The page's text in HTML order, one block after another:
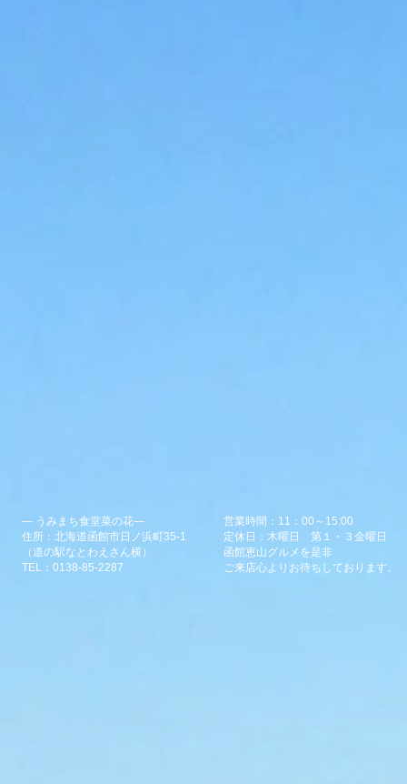
― うみまち食堂菜の花―
住所：北海道函館市日ノ浜町35-1
（道の駅なとわえさん横）
TEL：0138-85-2287
営業時間：11：00～15:00
定休日：木曜日 第１・３金曜日
​函館恵山グルメを是非
​ご来店心よりお待ちしております。